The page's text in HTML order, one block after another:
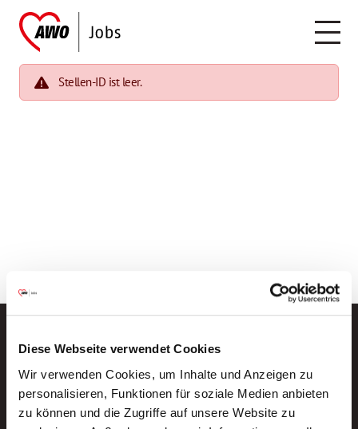
Diese Webseite verwendet Cookies
Wir verwenden Cookies, um Inhalte und Anzeigen zu
personalisieren, Funktionen für soziale Medien anbieten
zu können und die Zugriffe auf unsere Website zu
Stellen-ID ist leer.
Neue Stellen per E-Mail.
Ein kostenloser Service von AWO